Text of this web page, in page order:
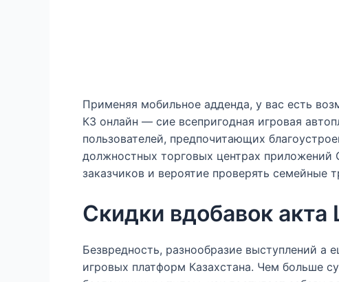
Применяя мобильное адденда, у вас есть
КЗ онлайн — сие всепригодная игровая
пользователей, предпочитающих
должностных торговых центрах
заказчиков и вероятие проверять семейные
Скидки вдобавок акта
Безвредность, разнообразие выступлений
игровых платформ Казахстана. Чем больше